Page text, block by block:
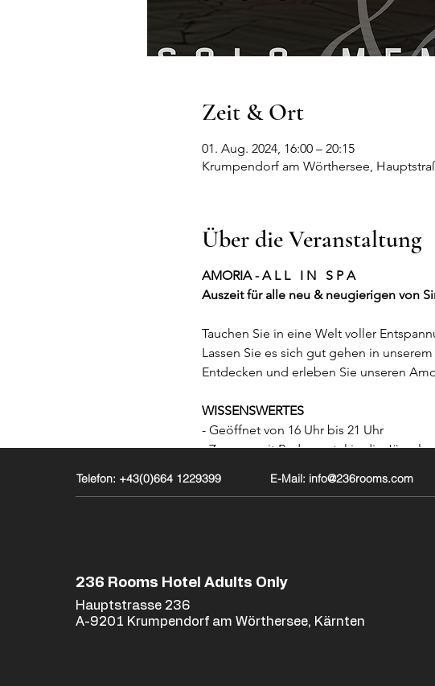
Zeit & Ort
01. Aug. 2024, 16:00 – 20:15
Krumpendorf am Wörthersee,
Über die Veranstaltung
AMORIA - A L L I N S P A
Auszeit für alle neu & neugierigen von
Tauchen Sie in eine Welt voller
Lassen Sie es sich gut gehen in
Entdecken und erleben Sie unseren
WISSENSWERTES
- Geöffnet von 16 Uhr bis 21 Uhr
- Zugang mit Bademantel in die
- Der gesamte AMORIA SPA ist eine
Anonymität & Diskretion -
Massagedüsen, Wasserfall,
Schönwetter wird der Innenpool
Telefon: +43(0)664 1229399 E-Mail: info@236rooms.com
236 Rooms Hotel Adults Only
Hauptstrasse 236
A-9201 Krumpendorf am Wörthersee, Kärnten